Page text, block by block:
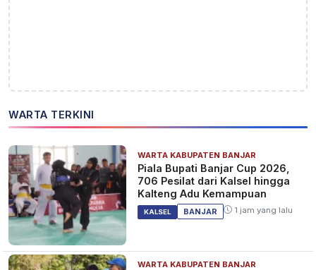
WARTA TERKINI
WARTA KABUPATEN BANJAR
Piala Bupati Banjar Cup 2026,
706 Pesilat dari Kalsel hingga
Kalteng Adu Kemampuan
KALSEL BANJAR 1 jam yang lalu
WARTA KABUPATEN BANJAR